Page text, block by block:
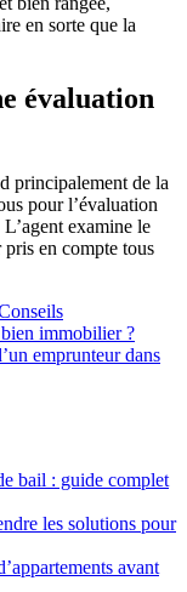
en sorte que la
évaluation
principalement de la
pour l’évaluation
examine le
en compte tous
immobilier ?
emprunteur dans
bail : guide complet
les solutions pour
avant